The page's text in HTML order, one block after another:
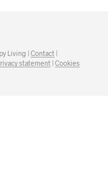
Living | Contact |
statement| Cookies